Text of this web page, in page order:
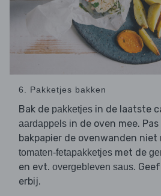
6. Pakketjes bakken
Bak de pakketjes in de laatste
aardappels in de oven mee.
bakpapier de ovenwanden niet
tomaten-fetapakketjes met de
en evt. overgebleven saus.
erbij.